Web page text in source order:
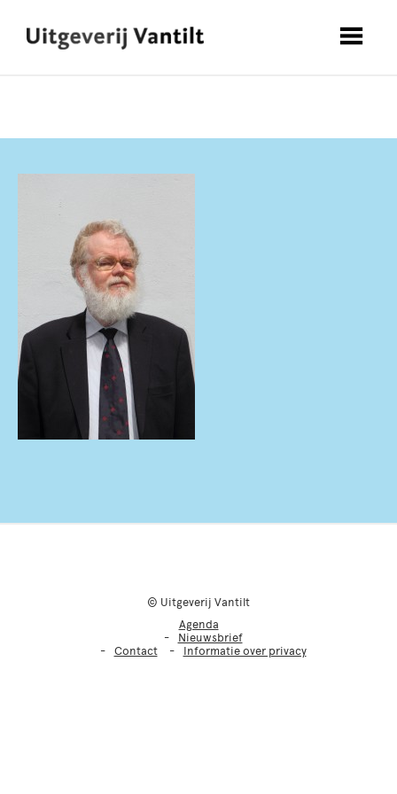
© Uitgeverij Vantilt
Agenda
Nieuwsbrief
Contact
Informatie over privacy